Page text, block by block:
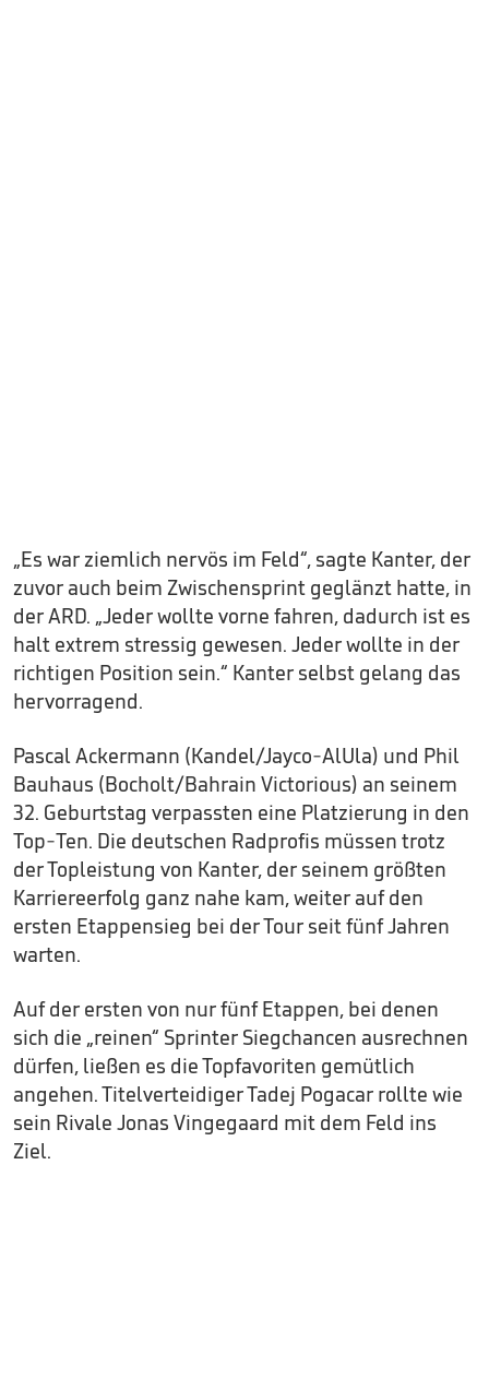
„Es war ziemlich nervös im Feld“, sagte Kanter, der
zuvor auch beim Zwischensprint geglänzt hatte, in
der ARD. „Jeder wollte vorne fahren, dadurch ist es
halt extrem stressig gewesen. Jeder wollte in der
richtigen Position sein.“ Kanter selbst gelang das
hervorragend.
Pascal Ackermann (Kandel/Jayco-AlUla) und Phil
Bauhaus (Bocholt/Bahrain Victorious) an seinem
32. Geburtstag verpassten eine Platzierung in den
Top-Ten. Die deutschen Radprofis müssen trotz
der Topleistung von Kanter, der seinem größten
Karriereerfolg ganz nahe kam, weiter auf den
ersten Etappensieg bei der Tour seit fünf Jahren
warten.
Auf der ersten von nur fünf Etappen, bei denen
sich die „reinen“ Sprinter Siegchancen ausrechnen
dürfen, ließen es die Topfavoriten gemütlich
angehen. Titelverteidiger Tadej Pogacar rollte wie
sein Rivale Jonas Vingegaard mit dem Feld ins
Ziel.